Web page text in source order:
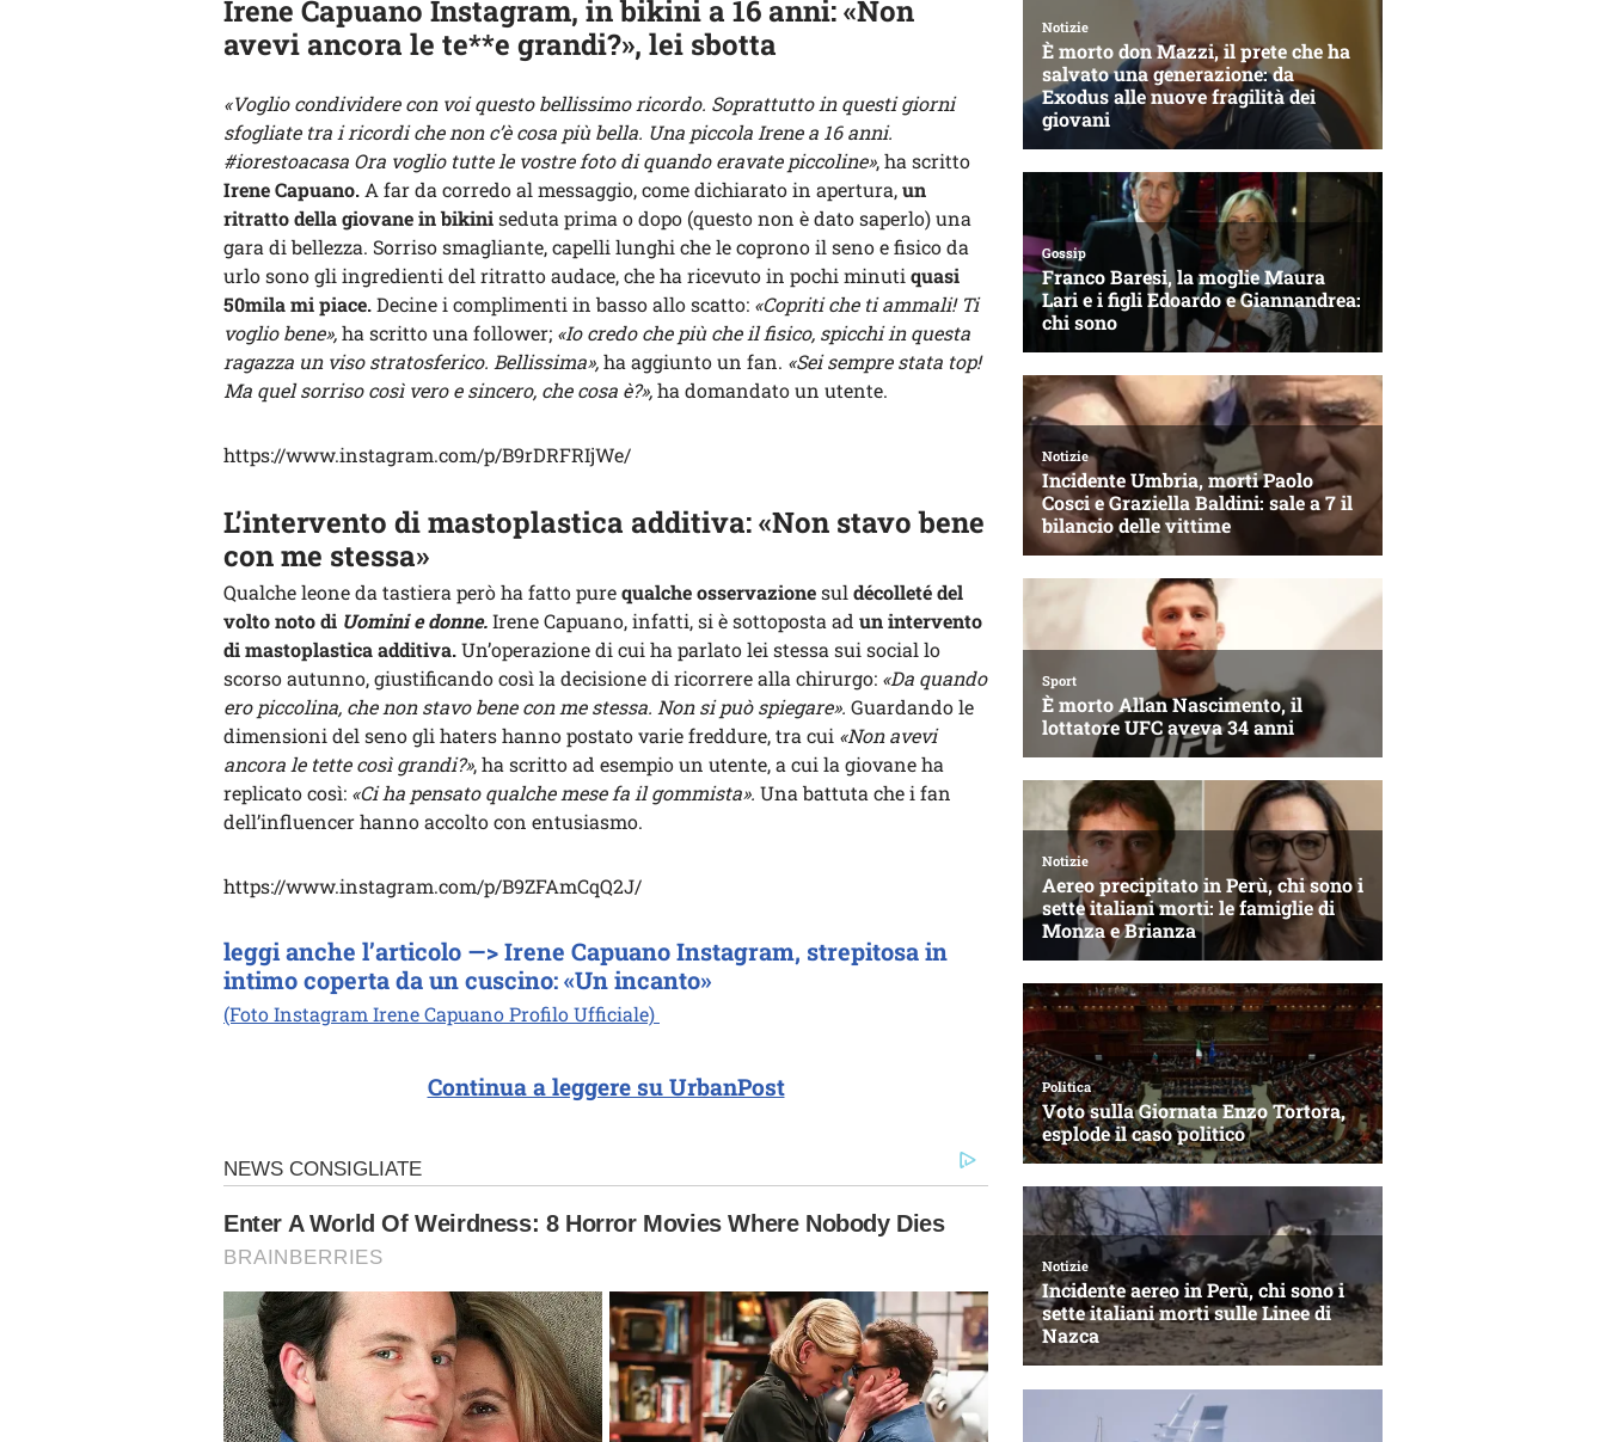
Irene Capuano Instagram, in bikini a 16 anni: «Non
avevi ancora le te**e grandi?», lei sbotta
«Voglio condividere con voi questo bellissimo ricordo. Soprattutto in questi giorni
sfogliate tra i ricordi che non c’è cosa più bella. Una piccola Irene a 16 anni.
#iorestoacasa Ora voglio tutte le vostre foto di quando eravate piccoline», ha scritto
Irene Capuano. A far da corredo al messaggio, come dichiarato in apertura,un
ritratto della giovane in bikiniseduta prima o dopo (questo non è dato saperlo) una
gara di bellezza. Sorriso smagliante, capelli lunghi che le coprono il seno e fisico da
urlo sono gli ingredienti del ritratto audace, che ha ricevuto in pochi minuti quasi
50mila mi piace.Decine i complimenti in basso allo scatto: «Copriti che ti ammali! Ti
voglio bene»,ha scritto una follower; «Io credo che più che il fisico, spicchi in questa
ragazza un viso stratosferico. Bellissima»,ha aggiunto un fan. «Sei sempre stata top!
Ma quel sorriso così vero e sincero, che cosa è?»,ha domandato un utente.
https://www.instagram.com/p/B9rDRFRIjWe/
L’intervento di mastoplastica additiva: «Non stavo bene
con me stessa»
Qualche leone da tastiera però ha fatto purequalche osservazionesul décolleté del
volto noto di Uomini e donne.Irene Capuano, infatti, si è sottoposta ad un intervento
di mastoplastica additiva.Un’operazione di cui ha parlato lei stessa sui social lo
scorso autunno, giustificando così la decisione di ricorrere alla chirurgo: «Da quando
ero piccolina, che non stavo bene con me stessa. Non si può spiegare». Guardando le
dimensioni del seno gli haters hanno postato varie freddure, tra cui «Non avevi
ancora le tette così grandi?», ha scritto ad esempio un utente, a cui la giovane ha
replicato così: «Ci ha pensato qualche mese fa il gommista». Una battuta che i fan
dell’influencer hanno accolto con entusiasmo.
https://www.instagram.com/p/B9ZFAmCqQ2J/
leggi anche l’articolo —> Irene Capuano Instagram, strepitosa in
intimo coperta da un cuscino: «Un incanto»
(Foto Instagram Irene Capuano Profilo Ufficiale)
Continua a leggere su UrbanPost